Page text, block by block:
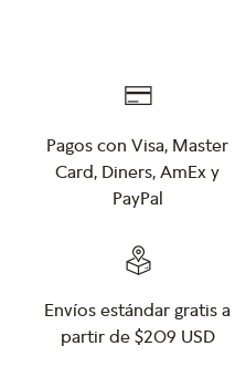
Pagos con Visa, Master
Card, Diners, AmEx y
PayPal
Envíos estándar gratis a
partir de $209 USD